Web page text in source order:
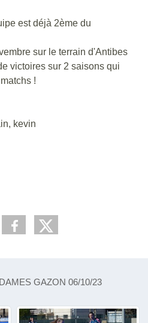
est déjà 2ème du
sur le terrain d'Antibes
victoires sur 2 saisons qui
!
kevin
GAZON 06/10/23